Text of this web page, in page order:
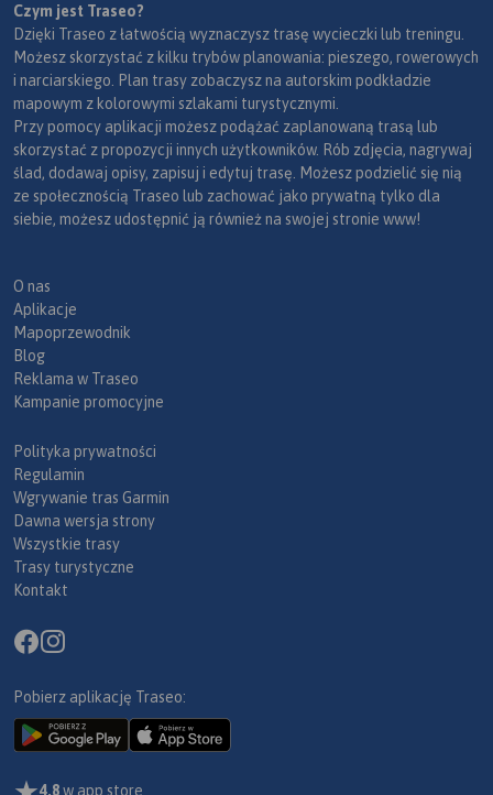
Czym jest Traseo?
Dzięki Traseo z łatwością wyznaczysz trasę wycieczki lub treningu.
Możesz skorzystać z kilku trybów planowania: pieszego, rowerowych
i narciarskiego. Plan trasy zobaczysz na autorskim podkładzie
mapowym z kolorowymi szlakami turystycznymi.
Przy pomocy aplikacji możesz podążać zaplanowaną trasą lub
skorzystać z propozycji innych użytkowników. Rób zdjęcia, nagrywaj
ślad, dodawaj opisy, zapisuj i edytuj trasę. Możesz podzielić się nią
ze społecznością Traseo lub zachować jako prywatną tylko dla
siebie, możesz udostępnić ją również na swojej stronie www!
O nas
Aplikacje
Mapoprzewodnik
Blog
Reklama w Traseo
Kampanie promocyjne
Polityka prywatności
Regulamin
Wgrywanie tras Garmin
Dawna wersja strony
Wszystkie trasy
Trasy turystyczne
Kontakt
Pobierz aplikację Traseo:
4,8w app store